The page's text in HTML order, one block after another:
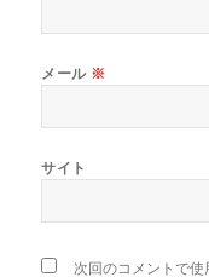
メール ※
サイト
次回のコメントで